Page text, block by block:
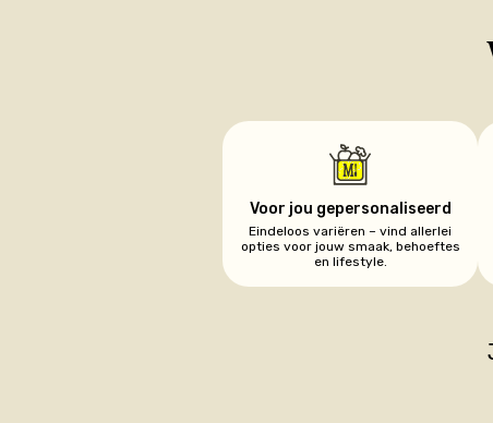
Voor jou gepersonaliseerd
Eindeloos variëren – vind allerlei
opties voor jouw smaak, behoeftes
en lifestyle.